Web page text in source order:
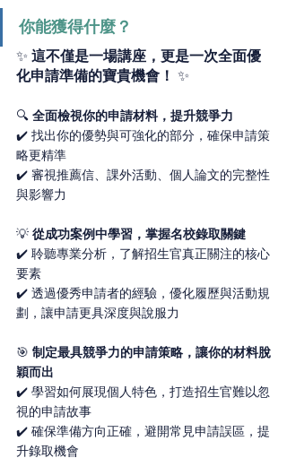
你能獲得什麼？
✨ 這不僅是一場講座，更是一次全面優
化申請準備的寶貴機會！ ✨
🔍 全面檢視你的申請材料，提升競爭力
✔️ 找出你的優勢與可強化的部分，確保申請策
略更精準
✔️ 審視推薦信、課外活動、個人論文的完整性
與影響力
💡 從成功案例中學習，掌握名校錄取關鍵
✔️ 聆聽專業分析，了解招生官真正關注的核心
要素
✔️ 透過優秀申請者的經驗，優化履歷與活動規
劃，讓申請更具深度與說服力
🎯 制定最具競爭力的申請策略，讓你的材料脫
穎而出
✔️ 學習如何展現個人特色，打造招生官難以忽
視的申請故事
✔️ 確保準備方向正確，避開常見申請誤區，提
升錄取機會